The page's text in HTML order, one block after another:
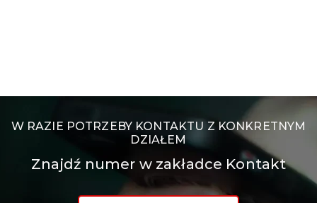
W RAZIE POTRZEBY KONTAKTU Z KONKRETNYM
DZIAŁEM
Znajdź numer w zakładce Kontakt